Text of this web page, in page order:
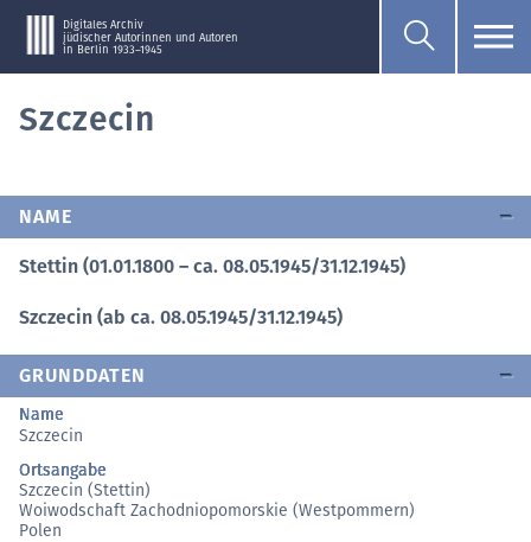
Digitales Archiv
jüdischer Autorinnen und Autoren
in Berlin 1933–1945
Szczecin
NAME
Stettin (01.01.1800 – ca. 08.05.1945/31.12.1945)
Szczecin (ab ca. 08.05.1945/31.12.1945)
GRUNDDATEN
Name
Szczecin
Ortsangabe
Szczecin (Stettin)
Woiwodschaft Zachodniopomorskie (Westpommern)
Polen